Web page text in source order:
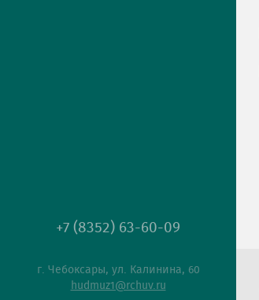
+7 (8352) 63-60-09
г. Чебоксары, ул. Калинина, 60
hudmuz1@rchuv.ru